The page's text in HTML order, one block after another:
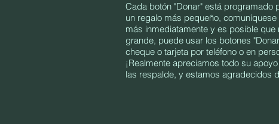
Cada botón "Donar" está programado
un regalo más pequeño,
más inmediatamente y es posible
grande, puede usar los botones
cheque o tarjeta por teléfono o en
¡Realmente apreciamos todo su
las respalde, y estamos agradecidos